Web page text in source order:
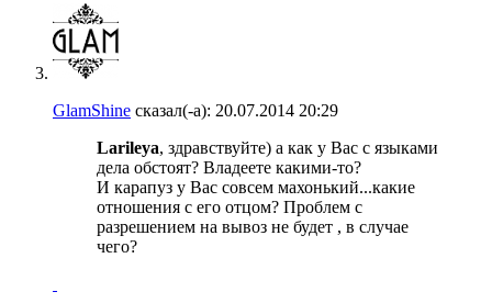
GlamShine сказал(-а): 20.07.2014 20:29
Larileya, здравствуйте) а как у Вас с языками
дела обстоят? Владеете какими-то?
И карапуз у Вас совсем махонький...какие
отношения с его отцом? Проблем с
разрешением на вывоз не будет , в случае
чего?